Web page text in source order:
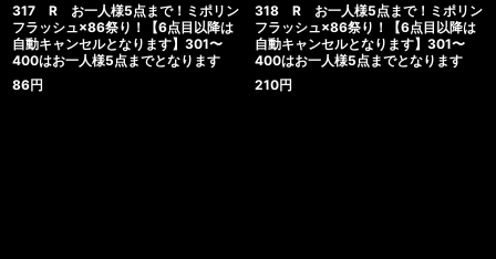
317 R お一人様5点まで！ミポリン
フラッシュ×86祭り！【6点目以降は
自動キャンセルとなります】301〜
400はお一人様5点までとなります
86円
318 R お一人様5点まで！ミポリン
フラッシュ×86祭り！【6点目以降は
自動キャンセルとなります】301〜
400はお一人様5点までとなります
210円